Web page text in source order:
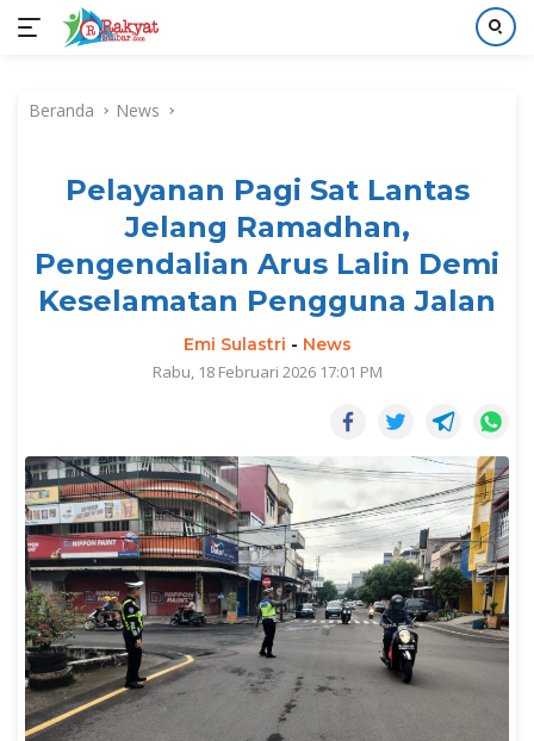
kontenBeranda News
Pelayanan Pagi Sat Lantas
Jelang Ramadhan,
Pengendalian Arus Lalin Demi
Keselamatan Pengguna Jalan
Emi Sulastri - News
Rabu, 18 Februari 2026 17:01 PM